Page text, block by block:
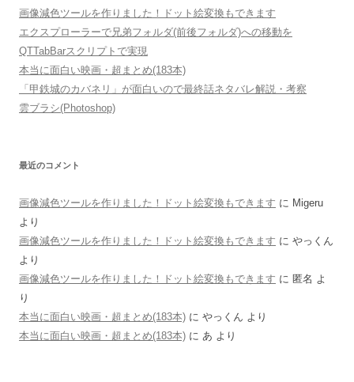
画像減色ツールを作りました！ドット絵変換もできます
エクスプローラーで兄弟フォルダ(前後フォルダ)への移動を
QTTabBarスクリプトで実現
本当に面白い映画・超まとめ(183本)
「甲鉄城のカバネリ」が面白いので最終話ネタバレ解説・考察
雲ブラシ(Photoshop)
最近のコメント
画像減色ツールを作りました！ドット絵変換もできます に Migeru
より
画像減色ツールを作りました！ドット絵変換もできます に やっくん
より
画像減色ツールを作りました！ドット絵変換もできます に 匿名 よ
り
本当に面白い映画・超まとめ(183本) に やっくん より
本当に面白い映画・超まとめ(183本) に あ より